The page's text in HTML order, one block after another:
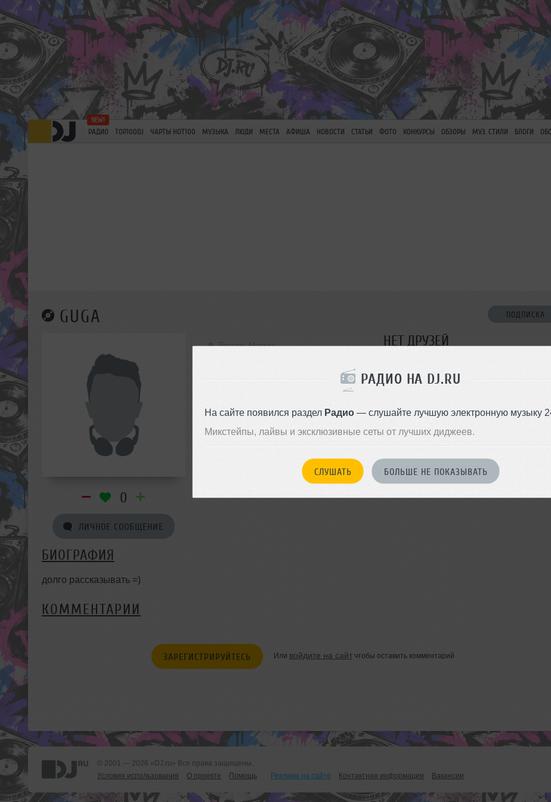
РАДИО НА DJ.RU
На сайте появился раздел Радио— слушайте лучшую электронную музыку
Микстейпы, лайвы и эксклюзивные сеты от лучших диджеев.
СЛУШАТЬ БОЛЬШЕ НЕ ПОКАЗЫВАТЬ
РАДИО TOP100DJ ЧАРТЫ HOT100 МУЗЫКА ЛЮДИ МЕСТА АФИША НОВОСТИ СТАТЬИ ФОТО КОНКУРСЫ ОБЗОРЫ МУЗ. СТИЛИ БЛОГИ
GUGA ПОДПИСКА
0
ЛИЧНОЕ СООБЩЕНИЕ
Россия, Москва НЕТ ДРУЗЕЙ
БИОГРАФИЯ
долго рассказывать =)
КОММЕНТАРИИ
ЗАРЕГИСТРИРУЙТЕСЬ Или войдите на сайтчтобы оставить комментарий
© 2001 — 2026 «DJ.ru» Все права защищены.
Условия использования
О проекте Помощь Реклама на сайте Контактная информация Вакансии